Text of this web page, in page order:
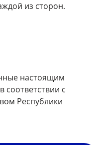
из сторон.
настоящим
соответствии с
Республики